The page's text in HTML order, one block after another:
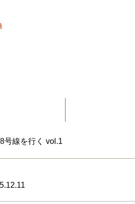
号線を行く vol.1